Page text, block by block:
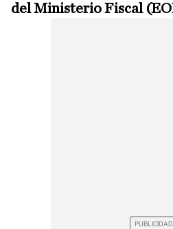
del Ministerio Fiscal